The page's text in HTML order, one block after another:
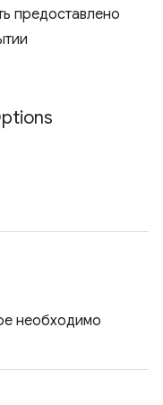
предоставлено
необходимо